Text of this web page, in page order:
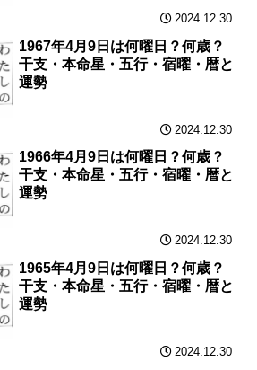
2024.12.30
1967年4月9日は何曜日？何歳？
干支・本命星・五行・宿曜・暦と
運勢
2024.12.30
1966年4月9日は何曜日？何歳？
干支・本命星・五行・宿曜・暦と
運勢
2024.12.30
1965年4月9日は何曜日？何歳？
干支・本命星・五行・宿曜・暦と
運勢
2024.12.30